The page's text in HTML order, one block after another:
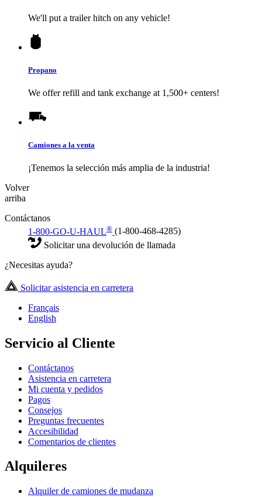
We'll put a trailer hitch on any vehicle!
Propano
We offer refill and tank exchange at 1,500+ centers!
Camiones a la venta
¡Tenemos la selección más amplia de la industria!
Volver
arriba
Contáctanos
1-800-GO-U-HAUL® (1-800-468-4285)
Solicitar una devolución de llamada
¿Necesitas ayuda?
Solicitar asistencia en carretera
Français
English
Servicio al Cliente
Contáctanos
Asistencia en carretera
Mi cuenta y pedidos
Pagos
Consejos
Preguntas frecuentes
Accesibilidad
Comentarios de clientes
Alquileres
Alquiler de camiones de mudanza